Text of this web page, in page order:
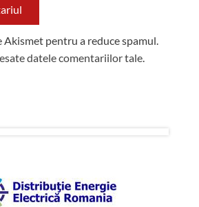
pentru a reduce spamul.
datele comentariilor tale.